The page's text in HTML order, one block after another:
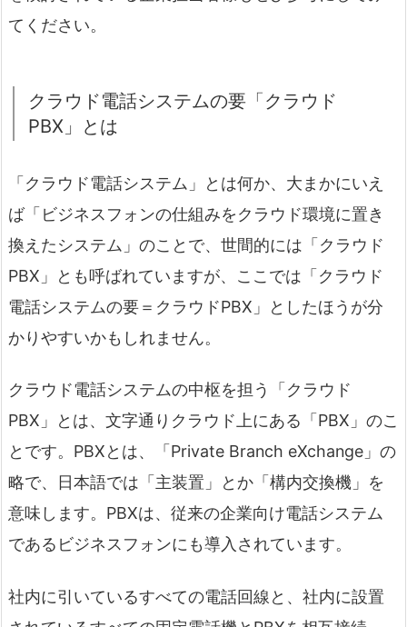
てください。
クラウド電話システムの要「クラウド
PBX」とは
「クラウド電話システム」とは何か、大まかにいえ
ば「ビジネスフォンの仕組みをクラウド環境に置き
換えたシステム」のことで、世間的には「クラウド
PBX」とも呼ばれていますが、ここでは「クラウド
電話システムの要＝クラウドPBX」としたほうが分
かりやすいかもしれません。
クラウド電話システムの中枢を担う「クラウド
PBX」とは、文字通りクラウド上にある「PBX」のこ
とです。PBXとは、「Private Branch eXchange」の
略で、日本語では「主装置」とか「構内交換機」を
意味します。PBXは、従来の企業向け電話システム
であるビジネスフォンにも導入されています。
社内に引いているすべての電話回線と、社内に設置